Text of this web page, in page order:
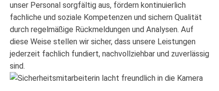
unser Personal sorgfältig aus, fördern kontinuierlich
fachliche und soziale Kompetenzen und sichern Qualität
durch regelmäßige Rückmeldungen und Analysen. Auf
diese Weise stellen wir sicher, dass unsere Leistungen
jederzeit fachlich fundiert, nachvollziehbar und zuverlässig
sind.